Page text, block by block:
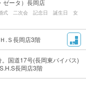
ータ）長岡店
式 二次会 記念日 誕生日 女
.Ｓ長岡店3階
国道17号(長岡東バイパス)
長岡店3階